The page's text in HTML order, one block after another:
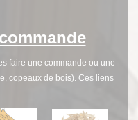
faire une commande ou une
copeaux de bois). Ces liens